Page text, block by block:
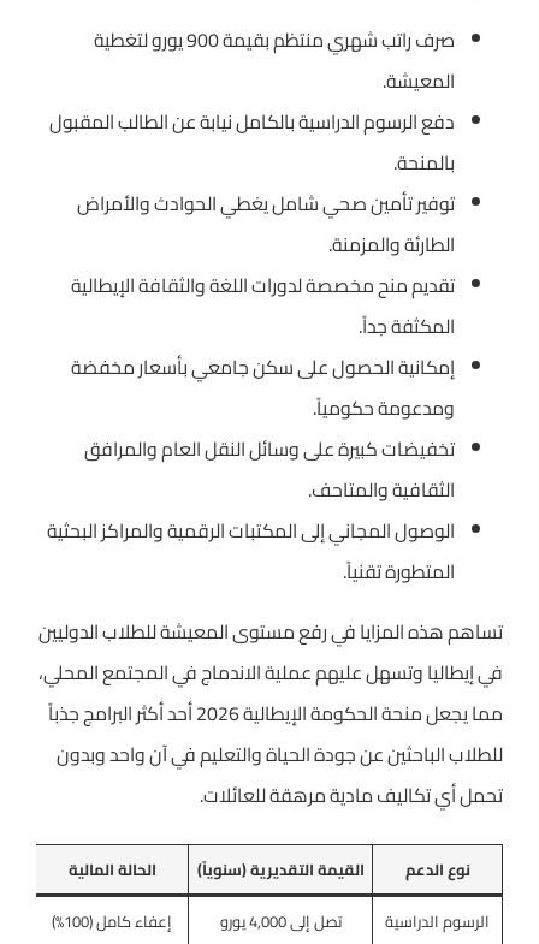
صرف راتب شهري منتظم بقيمة 900 يورو لتغطية
المعيشة.
دفع الرسوم الدراسية بالكامل نيابة عن الطالب المقبول
بالمنحة.
توفير تأمين صحي شامل يغطي الحوادث والأمراض
الطارئة والمزمنة.
تقديم منح مخصصة لدورات اللغة والثقافة الإيطالية
المكثفة جداً.
إمكانية الحصول على سكن جامعي بأسعار مخفضة
ومدعومة حكومياً.
تخفيضات كبيرة على وسائل النقل العام والمرافق
الثقافية والمتاحف.
الوصول المجاني إلى المكتبات الرقمية والمراكز البحثية
المتطورة تقنياً.
تساهم هذه المزايا في رفع مستوى المعيشة للطلاب الدوليين
في إيطاليا وتسهل عليهم عملية الاندماج في المجتمع المحلي،
مما يجعل منحة الحكومة الإيطالية 2026 أحد أكثر البرامج جذباً
للطلاب الباحثين عن جودة الحياة والتعليم في آن واحد وبدون
تحمل أي تكاليف مادية مرهقة للعائلات.
نوع الدعم القيمة التقديرية (سنوياً)
الحالة المالية
الرسوم الدراسية
تصل إلى 4,000 يورو إعفاء كامل (100%)